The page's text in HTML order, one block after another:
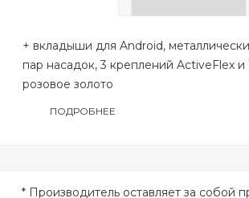
+ вкладыши для Android,
пар насадок, 3 креплений ActiveFlex
розовое золото
ПОДРОБНЕЕ
* Производитель оставляет за собой